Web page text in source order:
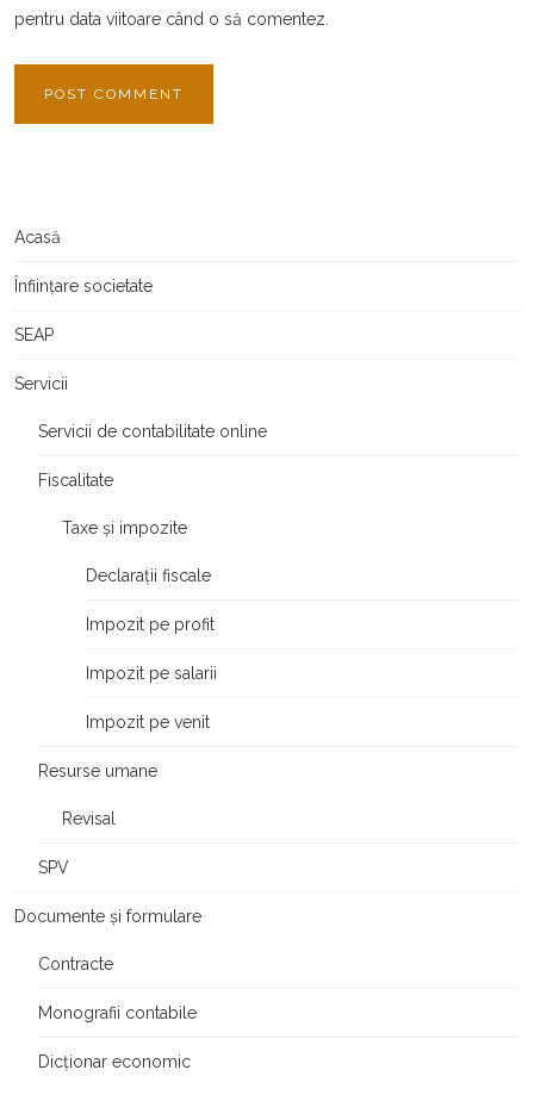
pentru data viitoare când o să comentez.
Acasă
Înființare societate
SEAP
Servicii
Servicii de contabilitate online
Fiscalitate
Taxe și impozite
Declarații fiscale
Impozit pe profit
Impozit pe salarii
Impozit pe venit
Resurse umane
Revisal
SPV
Documente și formulare
Contracte
Monografii contabile
Dicționar economic